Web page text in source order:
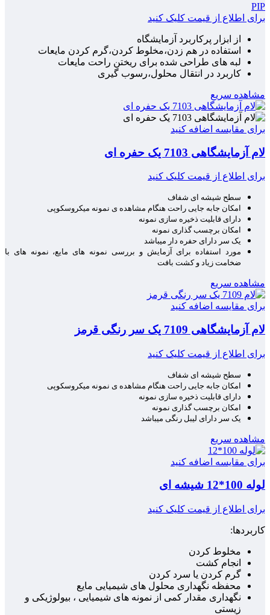
PIP
برای اطلاع از قیمت کلیک کنید
از ابزار پرکاربرد آزمایشگاه
استفاده در هم زدن،مخلوط کردن،گرم کردن مایعات
لبه های طراحی شده برای ریختن راحت مایعات
کاربرد در انتقال محلول،رسوب گیری
مشاهده سریع
برای مقایسه اضافه کنید
لام آزمایشگاهی 7103 یک حفره ای
برای اطلاع از قیمت کلیک کنید
سطح شیشه ای شفاف
امکان جابه جایی راحت هنگام مشاهده ی نمونه میکروسکوپی
دارای قابلیت ذخیره سازی نمونه
امکان برچسب گذاری نمونه
یک سر دارای حفره دار میباشد
مورد استفاده برای آزمایش و بررسی نمونه های مایع، نمونه های با
ضخامت زیاد و کشت بافت
مشاهده سریع
برای مقایسه اضافه کنید
لام آزمایشگاهی 7109 یک سر رنگی قرمز
برای اطلاع از قیمت کلیک کنید
سطح شیشه ای شفاف
امکان جابه جایی راحت هنگام مشاهده ی نمونه میکروسکوپی
دارای قابلیت ذخیره سازی نمونه
امکان برچسب گذاری نمونه
یک سر دارای لیبل رنگی میباشد
مشاهده سریع
برای مقایسه اضافه کنید
لوله 100*12 شیشه ای
برای اطلاع از قیمت کلیک کنید
کاربردها:
مخلوط کردن
انجام کشت
گرم کردن یا سرد کردن
محفظه نگهداری محلول های شیمیایی مایع
نگهداری مقدار کمی از نمونه های شیمیایی ، بیولوژیکی و
زیستی